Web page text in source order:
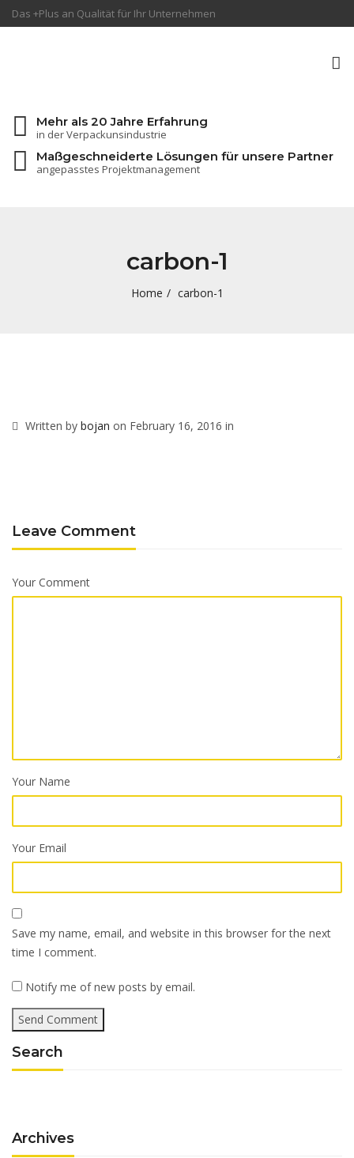
Das +Plus an Qualität für Ihr Unternehmen
Mehr als 20 Jahre Erfahrung
in der Verpackunsindustrie
Maßgeschneiderte Lösungen für unsere Partner
angepasstes Projektmanagement
carbon-1
Home carbon-1
Written by bojan on February 16, 2016 in
Leave Comment
Your Comment
Your Name
Your Email
Save my name, email, and website in this browser for the next
time I comment.
Notify me of new posts by email.
Search
Archives